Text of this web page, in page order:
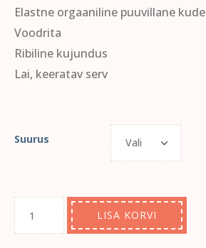
Elastne orgaaniline puuvillane kude
Voodrita
Ribiline kujundus
Lai, keeratav serv
Suurus
LISA KORVI